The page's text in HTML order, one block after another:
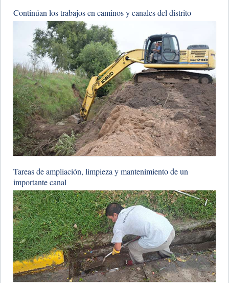
​Continúan los trabajos en caminos y canales del distrito
​Tareas de ampliación, limpieza y mantenimiento de un
importante canal